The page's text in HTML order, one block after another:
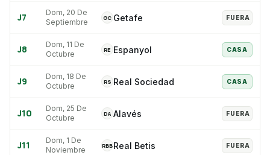
J7
Dom, 20 De
Septiembre
GC Getafe FUERA
J8
Dom, 11 De
Octubre
RE Espanyol CASA
J9
Dom, 18 De
Octubre
RS Real Sociedad CASA
J10
Dom, 25 De
Octubre
DA Alavés FUERA
J11
Dom, 1 De
Noviembre
RBBReal Betis FUERA